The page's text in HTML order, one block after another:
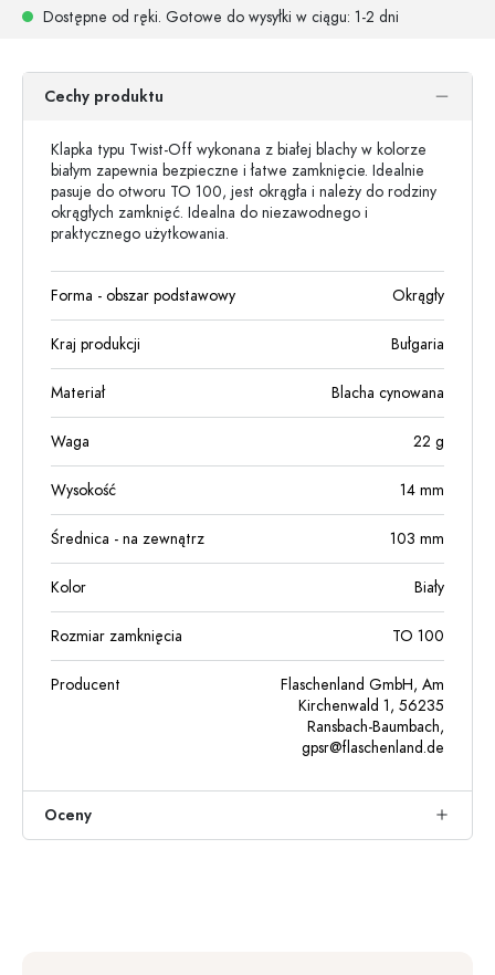
Dostępne od ręki. Gotowe do wysyłki w ciągu: 1-2 dni
Cechy produktu
Klapka typu Twist-Off wykonana z białej blachy w kolorze
białym zapewnia bezpieczne i łatwe zamknięcie. Idealnie
pasuje do otworu TO 100, jest okrągła i należy do rodziny
okrągłych zamknięć. Idealna do niezawodnego i
praktycznego użytkowania.
Forma - obszar podstawowy Okrągły
Kraj produkcji Bułgaria
Materiał Blacha cynowana
Waga 22 g
Wysokość 14 mm
Średnica - na zewnątrz 103 mm
Kolor Biały
Rozmiar zamknięcia TO 100
Producent
Flaschenland GmbH, Am
Kirchenwald 1, 56235
Ransbach-Baumbach,
gpsr@flaschenland.de
Oceny